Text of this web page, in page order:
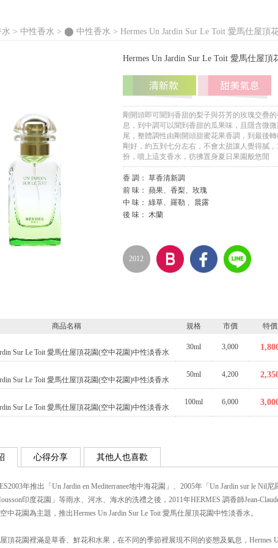
水 > 中性香水 > ⬤ 中性香水 > Hermes Un Jardin Sur Le Toit 愛馬仕屋頂
Hermes Un Jardin Sur Le Toit 愛馬仕屋
剛開頭即可聞到香甜的梨子與芬芳的玫瑰交疊
息，到中調可以聞到香甜的瓜果味，且隱含微
尾，整體調性由剛開頭甜蜜花果香調，到最後
剛好，約五到七分左右，不會太甜讓人覺得膩
扮，噴上這支香水，彷彿置身夏日果園般悠閒
香 調： 草香清新調
前 味： 蘋果、香梨、玫瑰
中 味： 綠草、羅勒 、晨露
後 味： 木蘭
2012
商品名稱 規格 市價
特價
Sur Le Toit 愛馬仕屋頂花園(空中花園)中性淡香水
30ml 3,000
Sur Le Toit 愛馬仕屋頂花園(空中花園)中性淡香水
50ml 4,200
Sur Le Toit 愛馬仕屋頂花園(空中花園)中性淡香水
100ml 6,000
心得分享 其他人也喜歡
年推出「Un Jardin en Mediterranee地中海花園」、2005年「Un Jardin sur le Nil
印度花園」等雨水、河水、海水的洗禮之後，2011年HERMES 調香師Jean-
中花園為主題，推出Hermes Un Jardin Sur Le Toit 愛馬仕屋頂花園中性淡香水。
頂花園裡滿是草香、鮮花和水果，在不同的季節裡展現不同的姿態及氣息，Hermes